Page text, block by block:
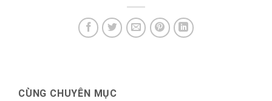
CÙNG CHUYÊN MỤC